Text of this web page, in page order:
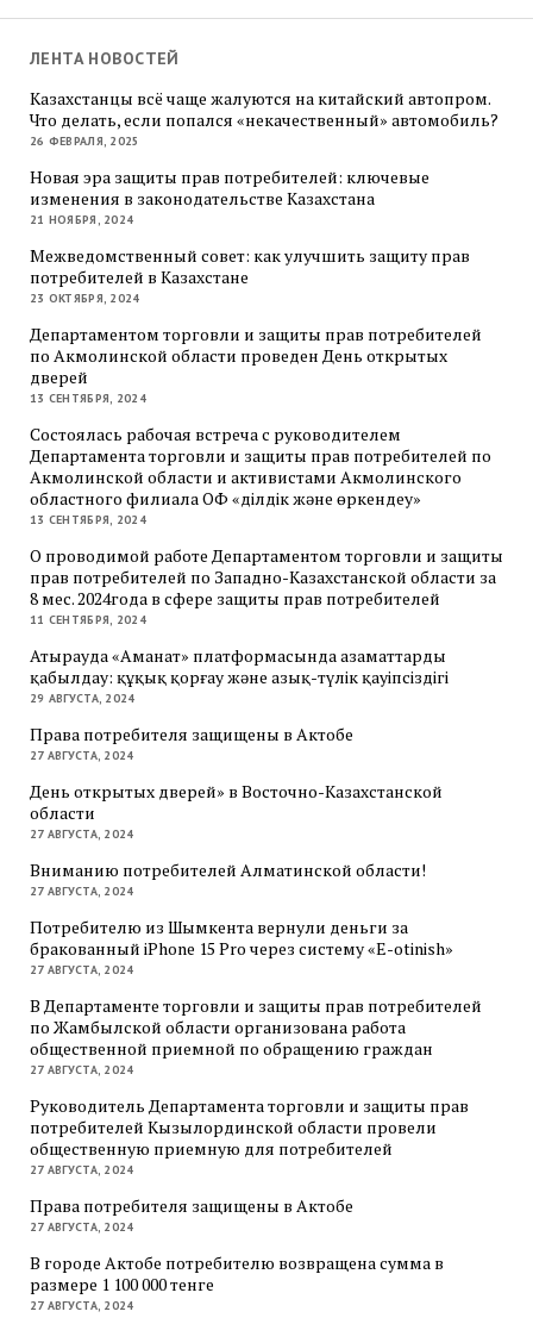
ЛЕНТА НОВОСТЕЙ
Казахстанцы всё чаще жалуются на китайский автопром.
Что делать, если попался «некачественный» автомобиль?
26 ФЕВРАЛЯ, 2025
Новая эра защиты прав потребителей: ключевые
изменения в законодательстве Казахстана
21 НОЯБРЯ, 2024
Межведомственный совет: как улучшить защиту прав
потребителей в Казахстане
23 ОКТЯБРЯ, 2024
Департаментом торговли и защиты прав потребителей
по Акмолинской области проведен День открытых
дверей
13 СЕНТЯБРЯ, 2024
Состоялась рабочая встреча с руководителем
Департамента торговли и защиты прав потребителей по
Акмолинской области и активистами Акмолинского
областного филиала ОФ «Әділдік және өркендеу»
13 СЕНТЯБРЯ, 2024
О проводимой работе Департаментом торговли и защиты
прав потребителей по Западно-Казахстанской области за
8 мес. 2024года в сфере защиты прав потребителей
11 СЕНТЯБРЯ, 2024
Атырауда «Аманат» платформасында азаматтарды
қабылдау: құқық қорғау және азық-түлік қауіпсіздігі
29 АВГУСТА, 2024
Права потребителя защищены в Актобе
27 АВГУСТА, 2024
День открытых дверей» в Восточно-Казахстанской
области
27 АВГУСТА, 2024
Вниманию потребителей Алматинской области!
27 АВГУСТА, 2024
Потребителю из Шымкента вернули деньги за
бракованный iPhone 15 Pro через систему «E-otinish»
27 АВГУСТА, 2024
В Департаменте торговли и защиты прав потребителей
по Жамбылской области организована работа
общественной приемной по обращению граждан
27 АВГУСТА, 2024
Руководитель Департамента торговли и защиты прав
потребителей Кызылординской области провели
общественную приемную для потребителей
27 АВГУСТА, 2024
Права потребителя защищены в Актобе
27 АВГУСТА, 2024
В городе Актобе потребителю возвращена сумма в
размере 1 100 000 тенге
27 АВГУСТА, 2024